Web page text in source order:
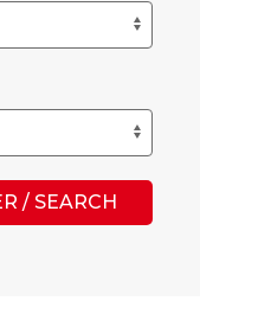
/ SEARCH